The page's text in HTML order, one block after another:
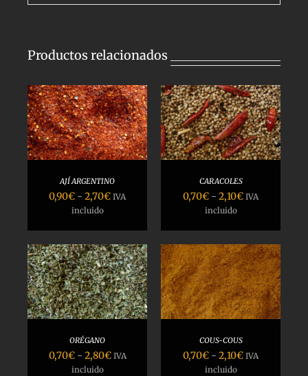
Productos relacionados
AJÍ ARGENTINO
0,90€ - 2,70€Rango
0,90€
hasta
2,70€
IVA
incluido
SELECCIONAR
OPCIONES
/
DETALLES
CARACOLES
0,70€ - 2,10€Rango
0,70€
hasta
2,10€
IVA
incluido
ORÉGANO
0,70€ - 2,80€Rango
IVA
incluido
SELECCIONAR
OPCIONES
/
DETALLES
COUS-COUS
0,70€ - 2,10€Rango
IVA
incluido